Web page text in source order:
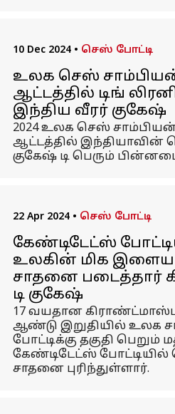
10 Dec 2024 • செஸ் போட்டி
உலக செஸ்
ஆட்டத்தில் டிங்
இந்திய வீரர் குகேஷ்
2024 உலக செஸ்
ஆட்டத்தில் இந்தியாவின்
குகேஷ் டி பெரும்
22 Apr 2024 • செஸ் போட்டி
கேண்டிடேட்ஸ்
உலகின் மிக இளைய
சாதனை படைத்தார்
டி குகேஷ்
17 வயதான
ஆண்டு இறுதியில் உலக
போட்டிக்கு தகுதி பெறும்
கேண்டிடேட்ஸ் போட்டியில்
சாதனை புரிந்துள்ளார்.